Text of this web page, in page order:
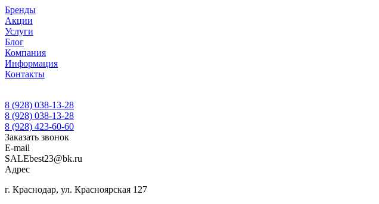
Бренды
Акции
Услуги
Блог
Компания
Информация
Контакты
8 (928) 038-13-28
8 (928) 038-13-28
8 (928) 423-60-60
Заказать звонок
E-mail
SALEbest23@bk.ru
Адрес
г. Краснодар, ул. Красноярская 127